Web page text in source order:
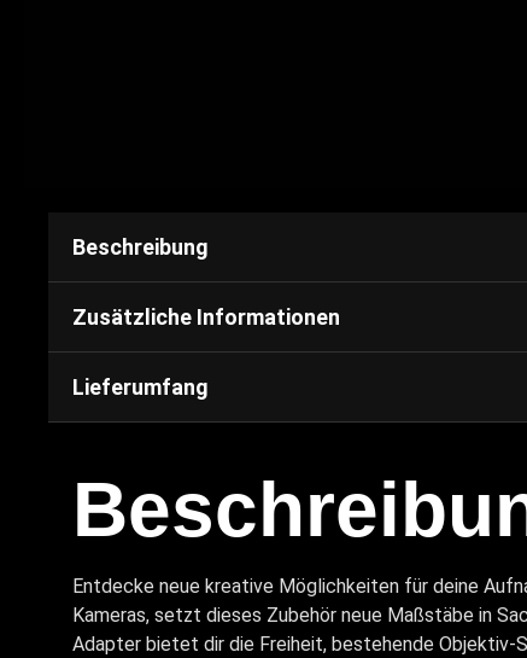
Beschreibung
Zusätzliche Informationen
Lieferumfang
Entdecke neue kreative Möglichkeiten für deine
Kameras, setzt dieses Zubehör neue Maßstäbe in
Adapter bietet dir die Freiheit, bestehende Objektiv-